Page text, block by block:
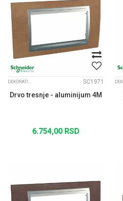
DEKORATIVNI RAMOVI UNICA TOP ALUM. MEDJURAM SC1971
Drvo tresnje - aluminijum 4M
6.754,00 RSD